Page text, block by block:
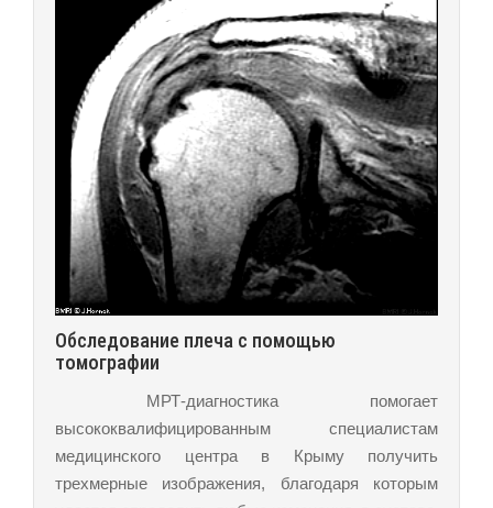
Обследование плеча с помощью
томографии
МРТ-диагностика помогает
высококвалифицированным специалистам
медицинского центра в Крыму получить
трехмерные изображения, благодаря которым